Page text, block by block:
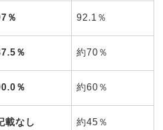
％ 92.1％
％ 約70％
％ 約60％
載なし 約45％